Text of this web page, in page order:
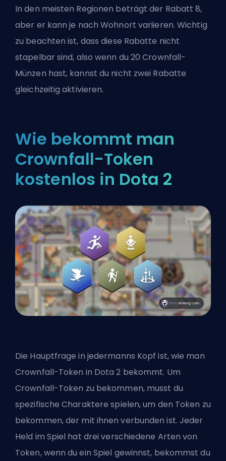
In den meisten Regionen beträgt der Rabatt 8,
aber er kann je nach Wohnort variieren. Wichtig
zu beachten ist, dass diese Rabatte nicht
stapelbar sind, also wenn du 20 Crownfall-
Münzen hast, kannst du nicht zwei Rabatte
gleichzeitig aktivieren.
Wie bekommt man
Crownfall-Token
kostenlos in Dota 2
Die Hauptfrage in jedermanns Kopf ist, wie man
Crownfall-Token in Dota 2 bekommt. Um
Crownfall-Token zu bekommen, musst du
spezifische Charaktere spielen, um den Token zu
bekommen, der mit ihnen verbunden ist. Jeder
Held im Spiel hat drei verschiedene Arten von
Token, wenn du ein Spiel gewinnst, bekommst du